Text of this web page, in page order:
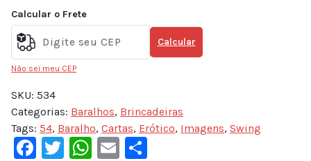
Calcular o Frete
Calcular
Não sei meu CEP
SKU: 534
Categorias: Baralhos, Brincadeiras
Tags: 54, Baralho, Cartas, Erótico, Imagens, Swing
Facebook
Twitter
WhatsApp
Email